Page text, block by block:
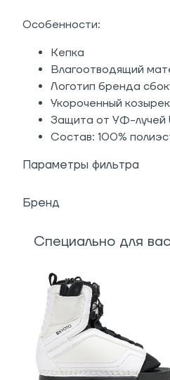
Особенности:
Кепка
Влагоотводящий
Логотип бренда
Укороченный козырек
Защита от УФ-лучей
Состав: 100%
Параметры фильтра
Бренд
Специально для вас